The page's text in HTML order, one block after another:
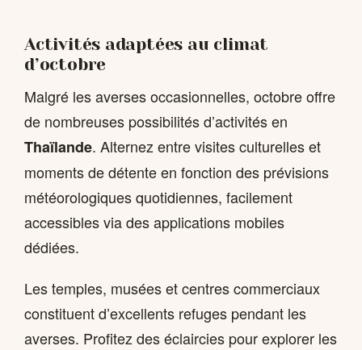
Activités adaptées au climat
d’octobre
Malgré les averses occasionnelles, octobre offre
de nombreuses possibilités d’activités en
Thaïlande. Alternez entre visites culturelles et
moments de détente en fonction des prévisions
météorologiques quotidiennes, facilement
accessibles via des applications mobiles
dédiées.
Les temples, musées et centres commerciaux
constituent d’excellents refuges pendant les
averses. Profitez des éclaircies pour explorer les